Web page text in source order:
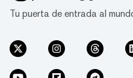
Tu puerta de entrada al